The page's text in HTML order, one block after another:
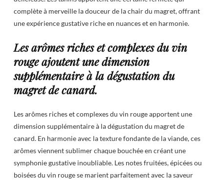
complète à merveille la douceur de la chair du magret, offrant
une expérience gustative riche en nuances et en harmonie.
Les arômes riches et complexes du vin
rouge ajoutent une dimension
supplémentaire à la dégustation du
magret de canard.
Les arômes riches et complexes du vin rouge apportent une
dimension supplémentaire à la dégustation du magret de
canard. En harmonie avec la texture fondante de la viande, ces
arômes viennent sublimer chaque bouchée en créant une
symphonie gustative inoubliable. Les notes fruitées, épicées ou
boisées du vin rouge se marient parfaitement avec la saveur